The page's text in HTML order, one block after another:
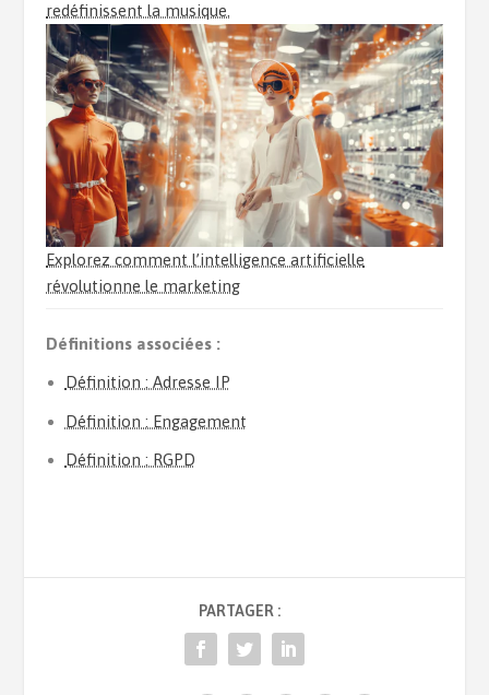
redéfinissent la musique.
Explorez comment l’intelligence artificielle
révolutionne le marketing
Définitions associées :
Définition : Adresse IP
Définition : Engagement
Définition : RGPD
PARTAGER :